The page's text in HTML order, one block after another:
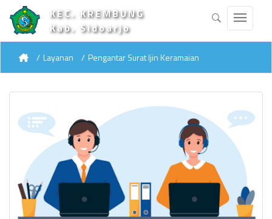
KEC. KREMBUNG
Kab. Sidoarjo
Layanan Pengantar Surat Ijin Keramaian